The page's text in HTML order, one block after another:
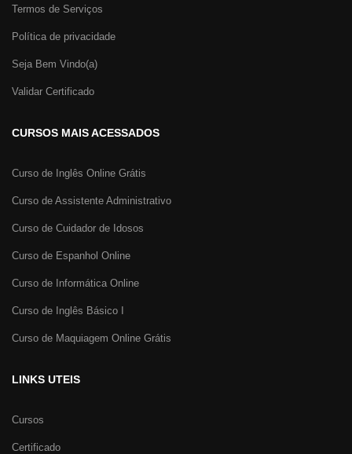
Termos de Serviços
Política de privacidade
Seja Bem Vindo(a)
Validar Certificado
CURSOS MAIS ACESSADOS
Curso de Inglês Online Grátis
Curso de Assistente Administrativo
Curso de Cuidador de Idosos
Curso de Espanhol Online
Curso de Informática Online
Curso de Inglês Básico I
Curso de Maquiagem Online Grátis
LINKS UTEIS
Cursos
Certificado